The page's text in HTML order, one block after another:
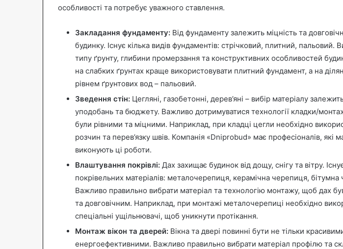
особливості та потребує уважного ставлення.
Закладання фундаменту: Від фундаменту залежить міцність та
будинку. Існує кілька видів фундаментів: стрічковий, плитний, пальовий.
типу ґрунту, глибини промерзання та конструктивних особливостей
на слабких ґрунтах краще використовувати плитний фундамент, а на
рівнем ґрунтових вод – пальовий.
Зведення стін: Цегляні, газобетонні, дерев’яні – вибір матеріалу
уподобань та бюджету. Важливо дотримуватися технології кладки/
були рівними та міцними. Наприклад, при кладці цегли необхідно
розчин та перев’язку швів. Компанія «Dniprobud» має професіоналів, які
виконують ці роботи.
Влаштування покрівлі: Дах захищає будинок від дощу, снігу та вітру.
покрівельних матеріалів: металочерепиця, керамічна черепиця, бітумна
Важливо правильно вибрати матеріал та технологію монтажу, щоб дах
та довговічним. Наприклад, при монтажі металочерепиці необхідно
спеціальні ущільнювачі, щоб уникнути протікання.
Монтаж вікон та дверей: Вікна та двері повинні бути не тільки
енергоефективними. Важливо правильно вибрати матеріал профілю та